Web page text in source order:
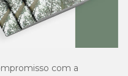
com a